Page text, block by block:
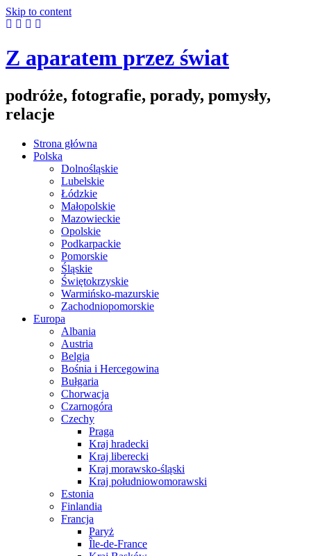
Skip to content
Z aparatem przez świat
podróże, fotografie, porady, pomysły,
relacje
Strona główna
Polska
Dolnośląskie
Lubelskie
Łódzkie
Małopolskie
Mazowieckie
Opolskie
Podkarpackie
Pomorskie
Śląskie
Świętokrzyskie
Warmińsko-mazurskie
Zachodniopomorskie
Europa
Albania
Austria
Belgia
Bośnia i Hercegowina
Bułgaria
Chorwacja
Czarnogóra
Czechy
Praga
Kraj hradecki
Kraj liberecki
Kraj morawsko-śląski
Kraj południowomorawski
Estonia
Finlandia
Francja
Paryż
Île-de-France